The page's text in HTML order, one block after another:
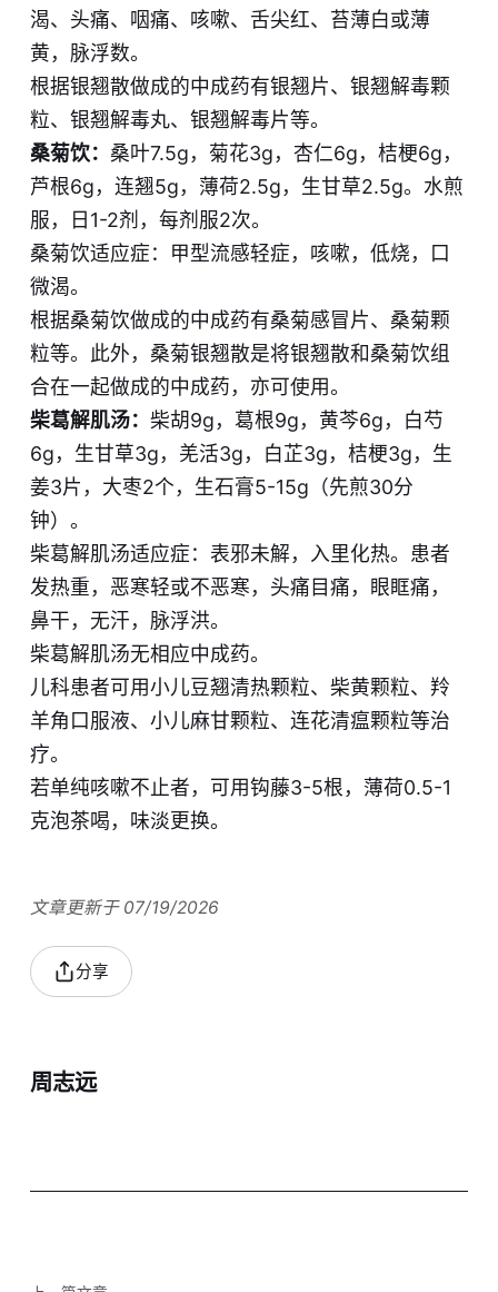
渴、头痛、咽痛、咳嗽、舌尖红、苔薄白或薄
黄，脉浮数。
根据银翘散做成的中成药有银翘片、银翘解毒颗
粒、银翘解毒丸、银翘解毒片等。
桑菊饮： 桑叶7.5g，菊花3g，杏仁6g，桔梗6g，
芦根6g，连翘​5g，薄荷2.5g，生甘草2.5g。水煎
服，日1-2剂，每剂服​2次。
桑菊饮适应症：甲型流感轻症，咳嗽，低烧，口
微渴。
根据桑菊饮做成的中成药有桑菊感冒片、桑菊​颗
粒等。此外，桑菊银翘散是将​银翘散和桑菊饮组
合在一起做成的中成药，亦可使用。
柴葛解肌汤： 柴胡9g，葛根9g，黄芩6g，白芍
6g，生甘草3g，羌活3g，白芷3g，桔梗3g，生
姜3片，大枣2个，生石膏5-15g（先煎30分
钟）。
​柴葛解肌汤适应症：​表邪未解，入里化热。患者
发热重，恶寒轻或不恶寒，头痛目痛，眼眶痛​，
鼻干，无汗，脉浮洪。
柴葛解肌汤无相应中成药。​
儿科患者可用小儿豆翘清热颗粒、柴黄颗粒、羚
羊角口服液、小儿麻甘颗粒、​连花清瘟颗粒等治
疗。
若单纯咳嗽不止者，可用钩藤3-5根，薄荷0.5-1
克泡茶喝​，味淡更换。​
文章更新于 07/19/2026
分享
周志远